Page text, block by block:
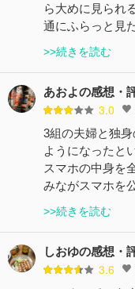
ら大めに見られ
通にふらっと見
>>続きを読む
あおよの感想・
3.0
3組の夫婦と独
ようになったと
スマホの中身を
みながスマホを
>>続きを読む
しおゆの感想・
3.6